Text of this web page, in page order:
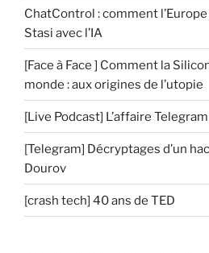
ChatControl : comment
Stasi avec l’IA
[Face à Face ] Comment la
monde : aux origines de l’utopie
[Live Podcast] L’affaire
[Telegram] Décryptages d’un
Dourov
[crash tech] 40 ans de TED